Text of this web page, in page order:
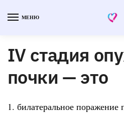
МЕНЮ
IV стадия
почки — это
1. билатеральное поражение